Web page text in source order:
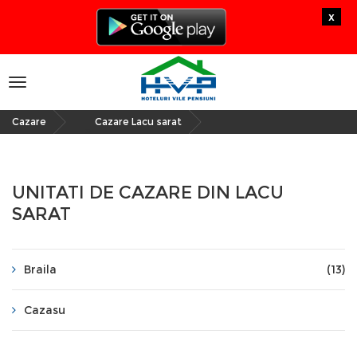
x
Toggle
navigation
Cazare Cazare Lacu sarat
UNITATI DE CAZARE DIN LACU
SARAT
Braila (13)
Cazasu